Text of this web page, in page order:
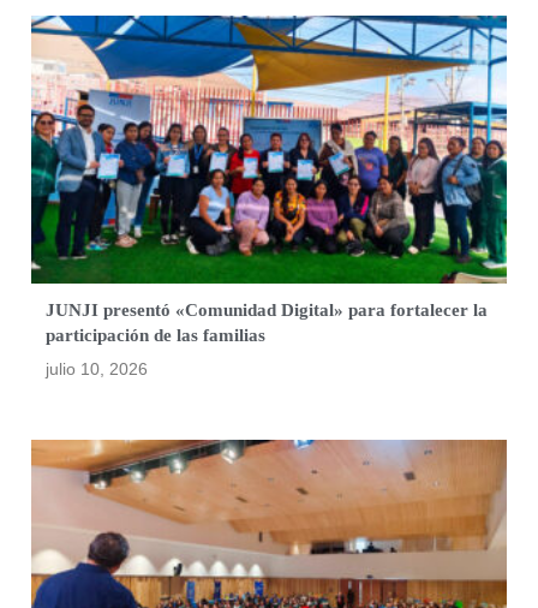
JUNJI presentó «Comunidad Digital» para fortalecer la
participación de las familias
julio 10, 2026